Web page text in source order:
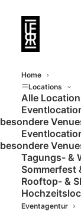
Home
Locations
Alle
besondere
besondere
Tagungs- &
Sommerfest
Rooftop- &
Eventagentur